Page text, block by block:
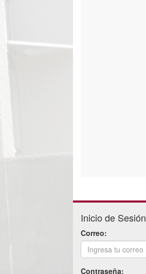
Inicio de Sesión
Correo:
Contraseña: